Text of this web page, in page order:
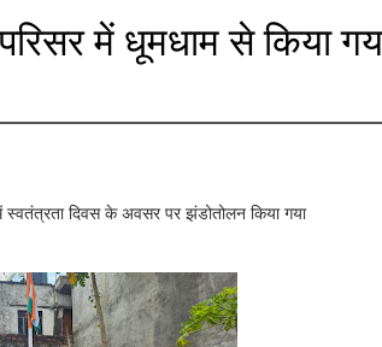
में धूमधाम से किया
दिवस के अवसर पर झंडोतोलन किया गया